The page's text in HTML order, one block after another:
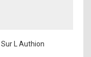
L Authion